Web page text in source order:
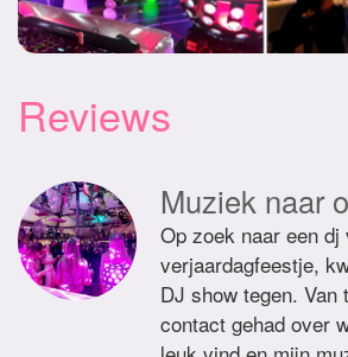
Reviews
Muziek naar
Op zoek naar een
verjaardagfeestje,
DJ show tegen. Van
contact gehad over